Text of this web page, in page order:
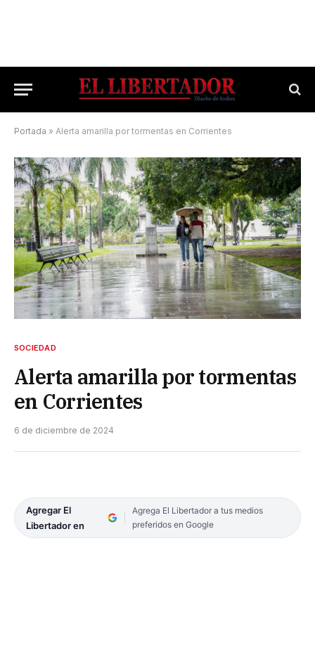
Portada » Alerta amarilla por tormentas en Corrientes
SOCIEDAD
Alerta amarilla por tormentas
en Corrientes
6 de diciembre de 2024
Agregar El
Libertador en
Agrega El Libertador a tus medios
preferidos en Google